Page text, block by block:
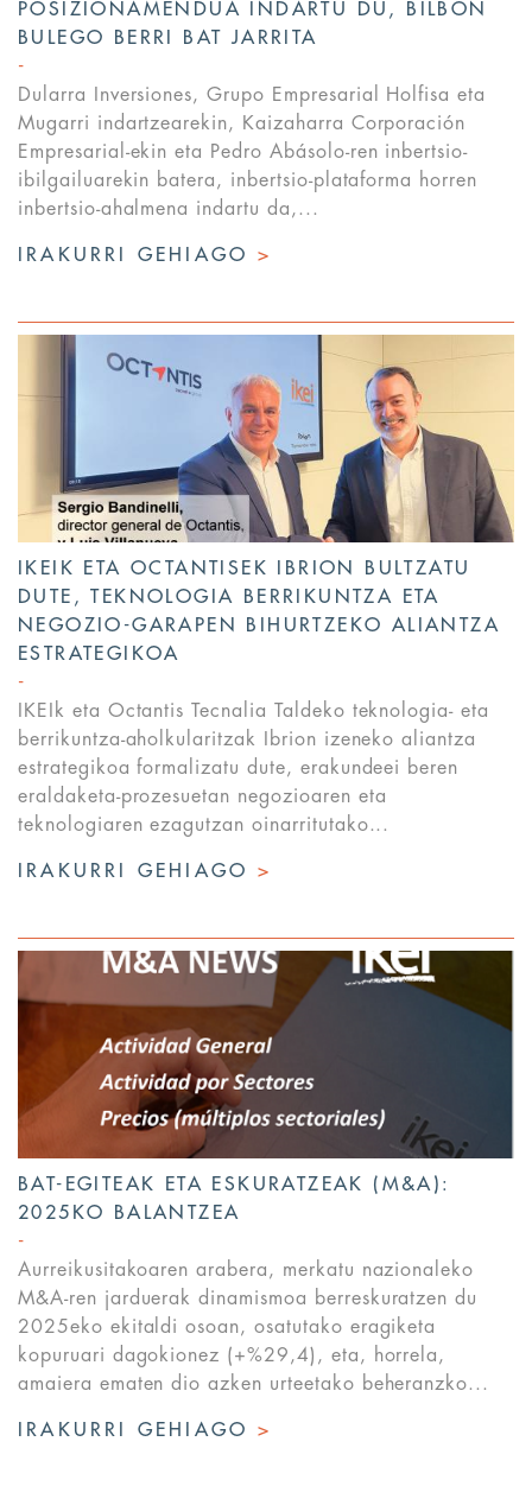
POSIZIONAMENDUA INDARTU DU, BILBON
BULEGO BERRI BAT JARRITA
Dularra Inversiones, Grupo Empresarial Holfisa eta
Mugarri indartzearekin, Kaizaharra Corporación
Empresarial-ekin eta Pedro Abásolo-ren inbertsio-
ibilgailuarekin batera, inbertsio-plataforma horren
inbertsio-ahalmena indartu da,...
IRAKURRI GEHIAGO>
IKEIK ETA OCTANTISEK IBRION BULTZATU
DUTE, TEKNOLOGIA BERRIKUNTZA ETA
NEGOZIO-GARAPEN BIHURTZEKO ALIANTZA
ESTRATEGIKOA
IKEIk eta Octantis Tecnalia Taldeko teknologia- eta
berrikuntza-aholkularitzak Ibrion izeneko aliantza
estrategikoa formalizatu dute, erakundeei beren
eraldaketa-prozesuetan negozioaren eta
teknologiaren ezagutzan oinarritutako...
IRAKURRI GEHIAGO>
BAT-EGITEAK ETA ESKURATZEAK (M&A):
2025KO BALANTZEA
Aurreikusitakoaren arabera, merkatu nazionaleko
M&A-ren jarduerak dinamismoa berreskuratzen du
2025eko ekitaldi osoan, osatutako eragiketa
kopuruari dagokionez (+%29,4), eta, horrela,
amaiera ematen dio azken urteetako beheranzko...
IRAKURRI GEHIAGO>